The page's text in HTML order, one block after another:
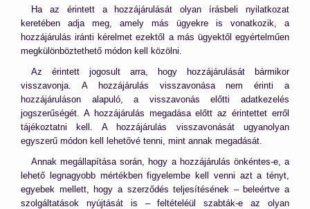
Ha az érintett a hozzájárulását olyan írásbeli nyilatkozat
keretében adja meg, amely más ügyekre is vonatkozik, a
hozzájárulás iránti kérelmet ezektől a más ügyektől egyértelműen
megkülönböztethető módon kell közölni.
Az érintett jogosult arra, hogy hozzájárulását bármikor
visszavonja. A hozzájárulás visszavonása nem érinti a
hozzájáruláson alapuló, a visszavonás előtti adatkezelés
jogszerűségét. A hozzájárulás megadása előtt az érintettet erről
tájékoztatni kell. A hozzájárulás visszavonását ugyanolyan
egyszerű módon kell lehetővé tenni, mint annak megadását.
Annak megállapítása során, hogy a hozzájárulás önkéntes-e, a
lehető legnagyobb mértékben figyelembe kell venni azt a tényt,
egyebek mellett, hogy a szerződés teljesítésének – beleértve a
szolgáltatások nyújtását is – feltételéül szabták-e az olyan